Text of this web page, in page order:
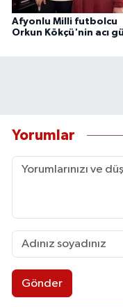
Afyonlu Milli futbolcu
Orkun Kökçü'nin acı
Yorumlar
Gönder